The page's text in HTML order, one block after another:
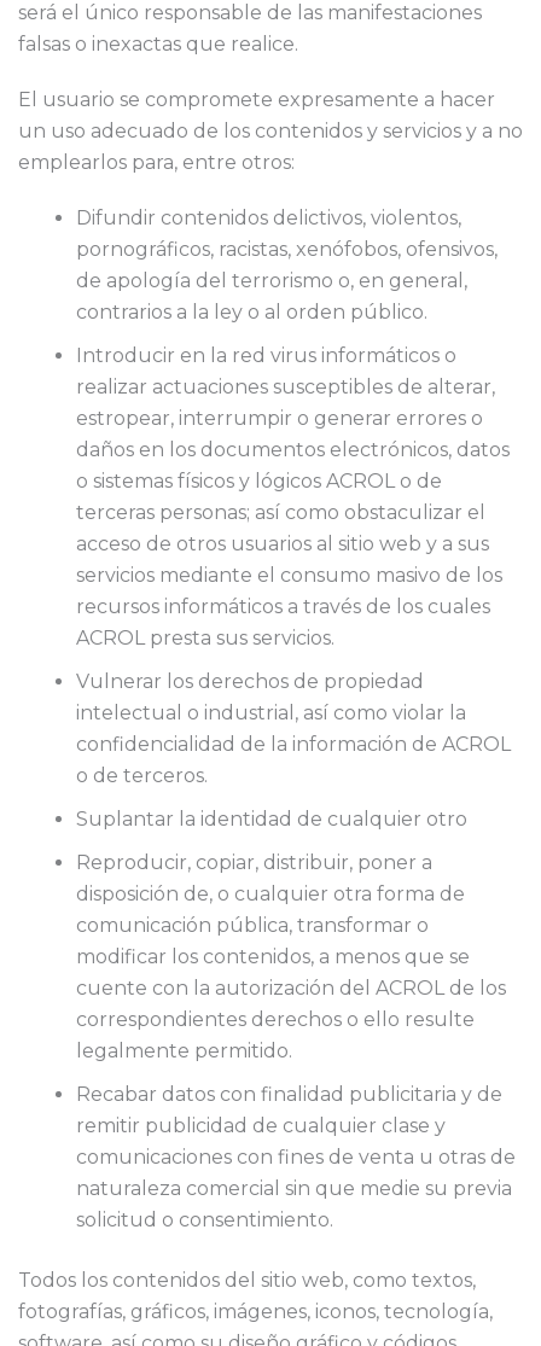
será el único responsable de las manifestaciones
falsas o inexactas que realice.
El usuario se compromete expresamente a hacer
un uso adecuado de los contenidos y servicios y a no
emplearlos para, entre otros:
Difundir contenidos delictivos, violentos,
pornográficos, racistas, xenófobos, ofensivos,
de apología del terrorismo o, en general,
contrarios a la ley o al orden público.
Introducir en la red virus informáticos o
realizar actuaciones susceptibles de alterar,
estropear, interrumpir o generar errores o
daños en los documentos electrónicos, datos
o sistemas físicos y lógicos ACROL o de
terceras personas; así como obstaculizar el
acceso de otros usuarios al sitio web y a sus
servicios mediante el consumo masivo de los
recursos informáticos a través de los cuales
ACROL presta sus servicios.
Vulnerar los derechos de propiedad
intelectual o industrial, así como violar la
confidencialidad de la información de ACROL
o de terceros.
Suplantar la identidad de cualquier otro
Reproducir, copiar, distribuir, poner a
disposición de, o cualquier otra forma de
comunicación pública, transformar o
modificar los contenidos, a menos que se
cuente con la autorización del ACROL de los
correspondientes derechos o ello resulte
legalmente permitido.
Recabar datos con finalidad publicitaria y de
remitir publicidad de cualquier clase y
comunicaciones con fines de venta u otras de
naturaleza comercial sin que medie su previa
solicitud o consentimiento.
Todos los contenidos del sitio web, como textos,
fotografías, gráficos, imágenes, iconos, tecnología,